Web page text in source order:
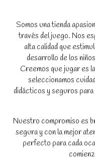
Somos una tienda
través del juego. Nos
alta calidad que
desarrollo de los
Creemos que jugar es
seleccionamos
didácticos y seguros para
Nuestro compromiso es
segura y con la mejor
perfecto para cada